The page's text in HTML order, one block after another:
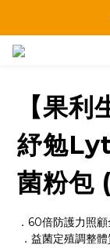
【果
紓勉
菌粉包
．60倍防護力照
．益菌定殖調整